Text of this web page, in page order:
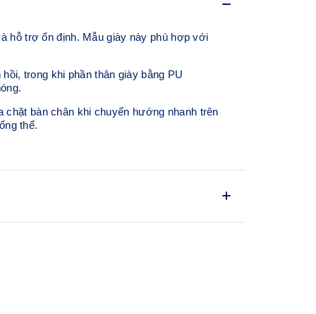
hỗ trợ ổn định. Mẫu giày này phù hợp với
trong khi phần thân giày bằng PU
bàn chân khi chuyển hướng nhanh trên
thể.